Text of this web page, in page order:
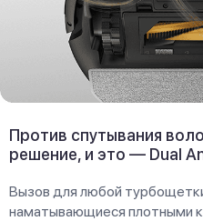
Против спутывания
решение, и это — Dual
Вызов для любой
наматывающиеся плотными